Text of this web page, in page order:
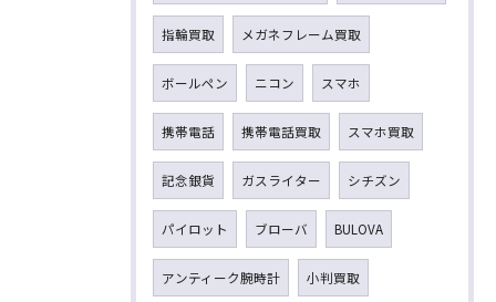
指輪買取 メガネフレーム買取
ボールペン ニコン スマホ
携帯電話 携帯電話買取 スマホ買取
記念銀貨 ガスライター シチズン
パイロット ブローバ BULOVA
アンティーク腕時計 小判買取